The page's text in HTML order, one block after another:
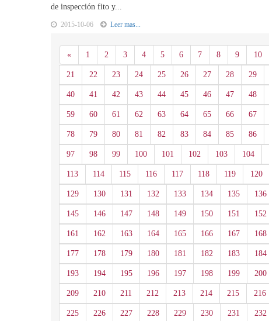
de inspección fito y...
2015-10-06 Leer mas...
«Anterior
1 2 3 4 5 6 7 8 9 10
21 22 23 24 25 26 27 28 29
40 41 42 43 44 45 46 47 48
59 60 61 62 63 64 65 66 67
78 79 80 81 82 83 84 85 86
97 98 99 100 101 102 103 104
113 114 115 116 117 118 119 120
129 130 131 132 133 134 135 136
145 146 147 148 149 150 151 152
161 162 163 164 165 166 167 168
177 178 179 180 181 182 183 184
193 194 195 196 197 198 199 200
209 210 211 212 213 214 215 216
225 226 227 228 229 230 231 232